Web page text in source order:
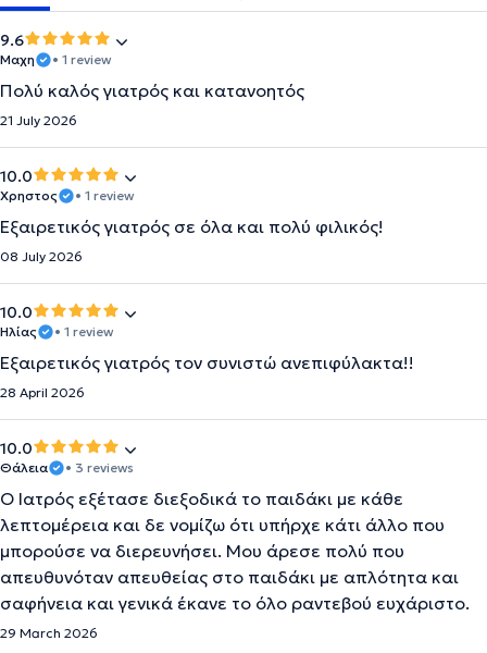
9.6
Μαχη • 1 review
Πολύ καλός γιατρός και κατανοητός
21 July 2026
10.0
Χρηστος • 1 review
Εξαιρετικός γιατρός σε όλα και πολύ φιλικός!
08 July 2026
10.0
Ηλίας • 1 review
Εξαιρετικός γιατρός τον συνιστώ ανεπιφύλακτα!!
28 April 2026
10.0
Θάλεια • 3 reviews
Ο Ιατρός εξέτασε διεξοδικά το παιδάκι με κάθε
λεπτομέρεια και δε νομίζω ότι υπήρχε κάτι άλλο που
μπορούσε να διερευνήσει. Μου άρεσε πολύ που
απευθυνόταν απευθείας στο παιδάκι με απλότητα και
σαφήνεια και γενικά έκανε το όλο ραντεβού ευχάριστο.
29 March 2026